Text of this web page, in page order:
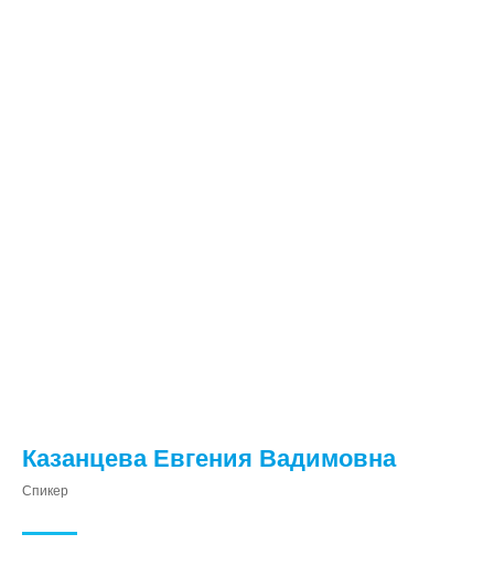
Казанцева Евгения Вадимовна
Спикер